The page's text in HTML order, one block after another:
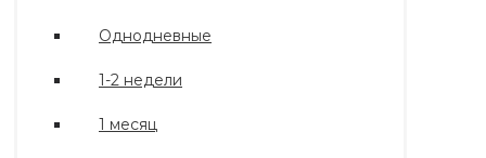
Однодневные
1-2 недели
1 месяц